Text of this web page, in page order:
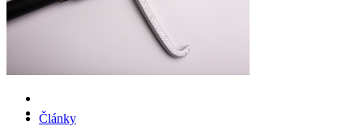
Články